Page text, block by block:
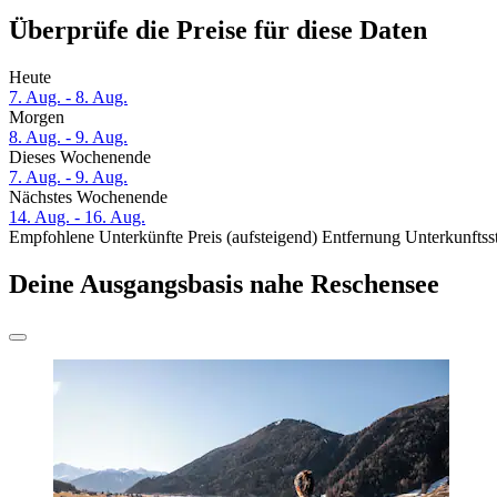
Überprüfe die Preise für diese Daten
Heute
7. Aug. - 8. Aug.
Morgen
8. Aug. - 9. Aug.
Dieses Wochenende
7. Aug. - 9. Aug.
Nächstes Wochenende
14. Aug. - 16. Aug.
Empfohlene Unterkünfte Preis (aufsteigend) Entfernung
Deine Ausgangsbasis nahe Reschensee